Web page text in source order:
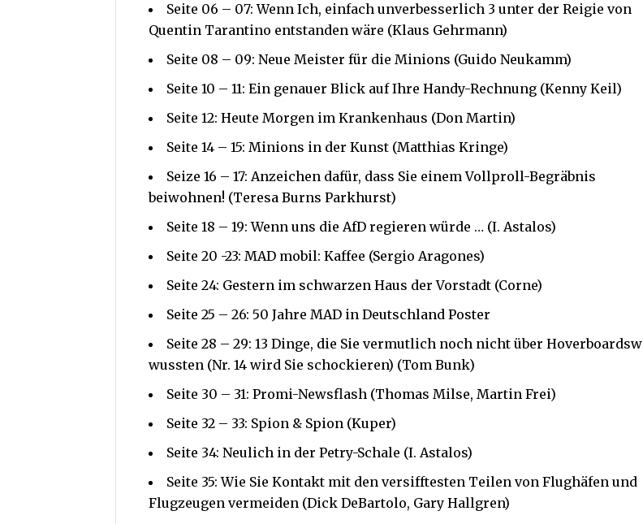
Seite 06 – 07: Wenn Ich, einfach unverbesserlich 3 unter der Reigie von
Quentin Tarantino entstanden wäre (Klaus Gehrmann)
Seite 08 – 09: Neue Meister für die Minions (Guido Neukamm)
Seite 10 – 11: Ein genauer Blick auf Ihre Handy-Rechnung (Kenny Keil)
Seite 12: Heute Morgen im Krankenhaus (Don Martin)
Seite 14 – 15: Minions in der Kunst (Matthias Kringe)
Seize 16 – 17: Anzeichen dafür, dass Sie einem Vollproll-Begräbnis
beiwohnen! (Teresa Burns Parkhurst)
Seite 18 – 19: Wenn uns die AfD regieren würde … (I. Astalos)
Seite 20 -23: MAD mobil: Kaffee (Sergio Aragones)
Seite 24: Gestern im schwarzen Haus der Vorstadt (Corne)
Seite 25 – 26: 50 Jahre MAD in Deutschland Poster
Seite 28 – 29: 13 Dinge, die Sie vermutlich noch nicht über Hoverboardsw
wussten (Nr. 14 wird Sie schockieren) (Tom Bunk)
Seite 30 – 31: Promi-Newsflash (Thomas Milse, Martin Frei)
Seite 32 – 33: Spion & Spion (Kuper)
Seite 34: Neulich in der Petry-Schale (I. Astalos)
Seite 35: Wie Sie Kontakt mit den versifftesten Teilen von Flughäfen und
Flugzeugen vermeiden (Dick DeBartolo, Gary Hallgren)